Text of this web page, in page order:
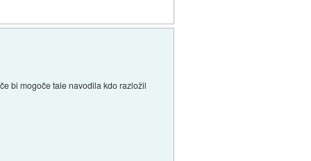
bi mogoče tale navodila kdo razložil